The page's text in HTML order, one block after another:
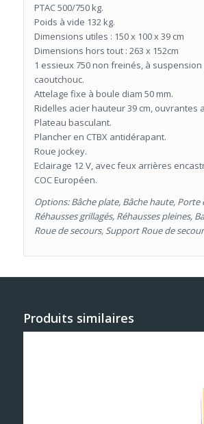
PTAC 500/750 kg.
Poids à vide 132 kg.
Dimensions utiles : 150 x 100 x 39 cm
Dimensions hors tout : 263 x 152cm
1 essieux 750 non freinés, à
caoutchouc.
Attelage fixe à boule diam 50 mm.
Ridelles acier hauteur 39 cm, ouvrantes
Plateau basculant.
Plancher en CTBX antidérapant.
Roue jockey.
Eclairage 12 V, avec feux arrières
COC Européen.
Options: Bâche plate, Bâche haute, Porte
Réhausses grillagés, Réhausses pleines,
Roue de secours, Support Roue de
Produits similaires